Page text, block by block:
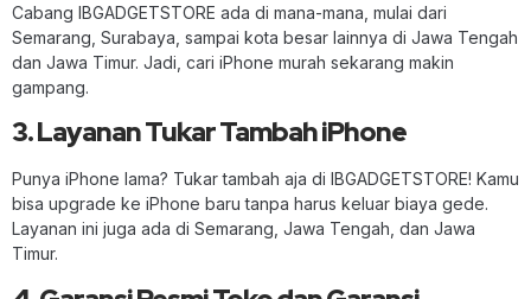
Cabang IBGADGETSTORE ada di mana-mana, mulai dari
Semarang, Surabaya, sampai kota besar lainnya di Jawa Tengah
dan Jawa Timur. Jadi, cari iPhone murah sekarang makin
gampang.
3. Layanan Tukar Tambah iPhone
Punya iPhone lama? Tukar tambah aja di IBGADGETSTORE! Kamu
bisa upgrade ke iPhone baru tanpa harus keluar biaya gede.
Layanan ini juga ada di Semarang, Jawa Tengah, dan Jawa
Timur.